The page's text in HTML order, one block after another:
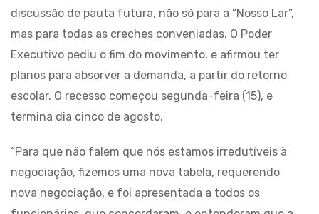
discussão de pauta futura, não só para a “Nosso Lar”,
mas para todas as creches conveniadas. O Poder
Executivo pediu o fim do movimento, e afirmou ter
planos para absorver a demanda, a partir do retorno
escolar. O recesso começou segunda-feira (15), e
termina dia cinco de agosto.
“Para que não falem que nós estamos irredutíveis à
negociação, fizemos uma nova tabela, requerendo
nova negociação, e foi apresentada a todos os